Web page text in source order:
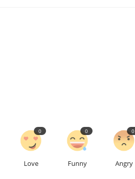
Love
0
Funny
0
Angry
0